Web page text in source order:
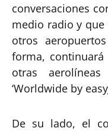
conversaciones
medio radio y que
otros
forma,
otras
‘Worldwide by
De su lado, el